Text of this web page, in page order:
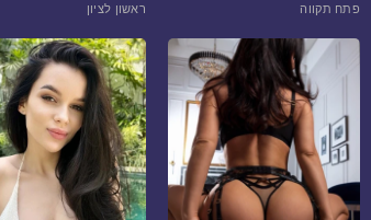
ראשון לציון פתח תקווה